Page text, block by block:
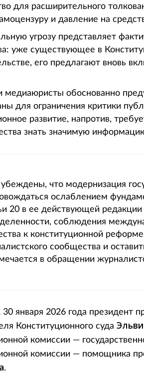
для расширительного
и давление на
угрозу представляет
уже существующее в
его предлагают вновь
медиаюристы обоснованно
для ограничения критики
развитие, напротив,
знать значимую
что модернизация
ослаблением
20 в ее действующей
соблюдения
к конституционной
сообщества и
в обращении
января 2026 года президент
Конституционного суда
комиссии —
комиссии — помощника
.